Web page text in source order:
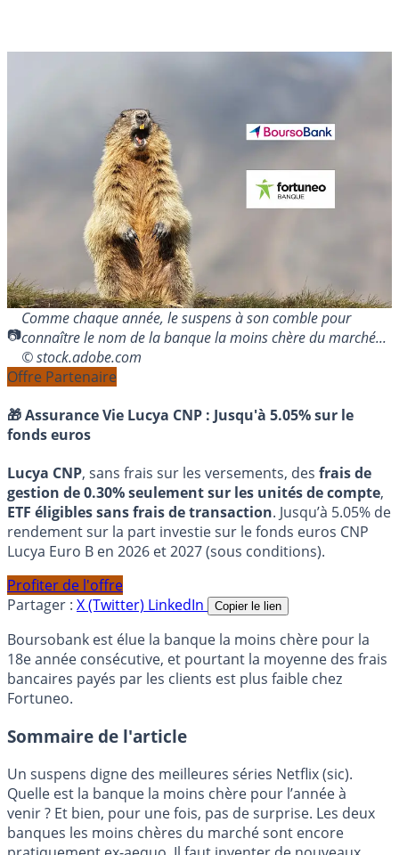
Comme chaque année, le suspens à son comble pour
connaître le nom de la banque la moins chère du marché...
© stock.adobe.com
Offre Partenaire
🎁 Assurance Vie Lucya CNP : Jusqu'à 5.05% sur le
fonds euros
Lucya CNP, sans frais sur les versements, des frais de
gestion de 0.30% seulement sur les unités de compte,
ETF éligibles sans frais de transaction. Jusqu’à 5.05% de
rendement sur la part investie sur le fonds euros CNP
Lucya Euro B en 2026 et 2027 (sous conditions).
Profiter de l'offre
Partager : X (Twitter) LinkedIn Copier le lien
Boursobank est élue la banque la moins chère pour la
18e année consécutive, et pourtant la moyenne des frais
bancaires payés par les clients est plus faible chez
Fortuneo.
Sommaire de l'article
Un suspens digne des meilleures séries Netflix (sic).
Quelle est la banque la moins chère pour l’année à
venir ? Et bien, pour une fois, pas de surprise. Les deux
banques les moins chères du marché sont encore